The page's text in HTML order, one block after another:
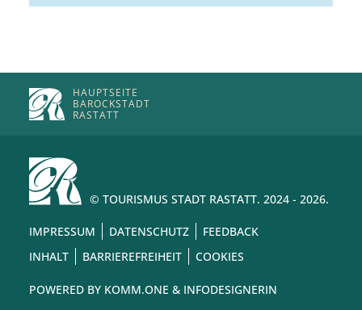
HAUPTSEITE
BAROCKSTADT
RASTATT
© TOURISMUS STADT RASTATT. 2024 - 2026.
IMPRESSUM DATENSCHUTZ
FEEDBACK
INHALT
BARRIEREFREIHEIT COOKIES
POWERED BY KOMM.ONE & INFODESIGNERIN